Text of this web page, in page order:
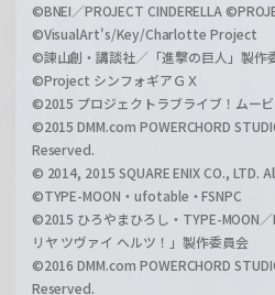
©BNEI／PROJECT CINDERELLA
©VisualArt's/Key/Charlotte Project
©諫山創・講談社／「進撃の巨人」製作
©Project シンフォギアＧＸ
©2015 プロジェクトラブライブ！ムー
©2015 DMM.com POWERCHORD
Reserved.
© 2014, 2015 SQUARE ENIX CO., LTD.
©TYPE-MOON・ufotable・FSNPC
©2015 ひろやまひろし・TYPE-MOON
リヤ ツヴァイ ヘルツ！」製作委員会
©2016 DMM.com POWERCHORD
Reserved.